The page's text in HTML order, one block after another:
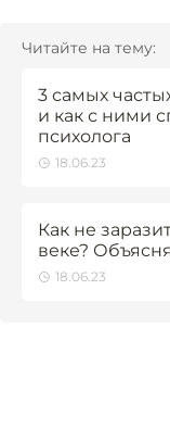
Читайте на тему:
3 самых
и как с ними
психолога
18.06.23
Как не
веке?
18.06.23